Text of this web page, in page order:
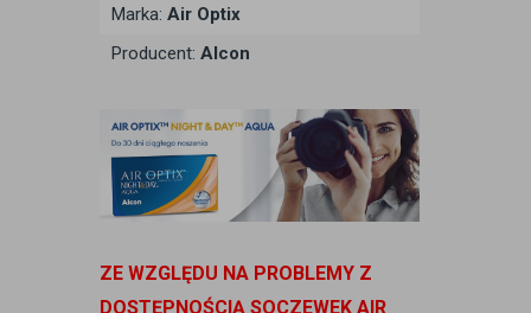
Marka: Air Optix
Producent: Alcon
ZE WZGLĘDU NA PROBLEMY Z
DOSTĘPNOŚCIĄ SOCZEWEK AIR